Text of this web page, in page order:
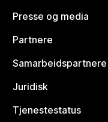
Presse og media
Partnere
Samarbeidspartnere
Juridisk
Tjenestestatus